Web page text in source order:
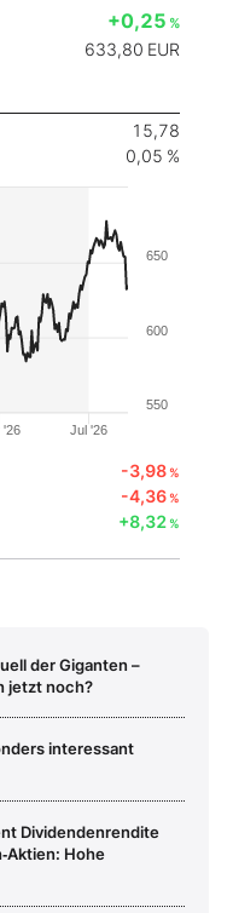
+0,25 %
633,80 EUR
15,78
0,05 %
'26 Jul '26
550
600
650
-3,98%
-4,36%
+8,32%
der Giganten –
jetzt noch?
interessant
Dividendenrendite
Hohe